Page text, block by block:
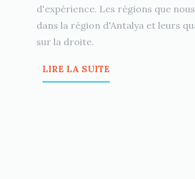
d'expérience. Les régions que
dans la région d'Antalya et leurs
sur la droite.
LIRE LA SUITE